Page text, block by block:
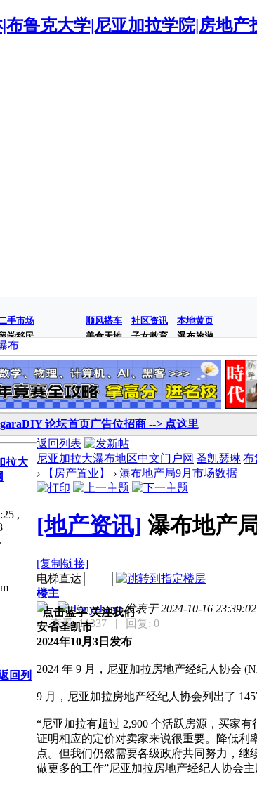
手市场
学移民
顺风搭车 社区资讯
本地黄页
美食天地
子女教育 瀑布旅游
布
论坛首页广告位招商 --> 点这里
返回列表
尼亚加拉大瀑布地区中文门户网|圣凯瑟琳|
›
【房产置业】 › 瀑布地产局9月市场数据
[地产资讯] 瀑布地产
[复制链接]
电梯直达
楼主
Tonyzhang 发表于 2024-10-16 23:39:02
查看: 11337
| 回复: 0
点击蓝字 关注我们
安省圣凯市
2024年10月3日发布
2024 年 9 月，尼亚加拉房地产经纪人协会
9 月，尼亚加拉房地产经纪人协会列出了
“尼亚加拉有超过 2,900 个活跃房源，买家
证明相应的定价对卖家来说很重要。降低利
点。但我们仍然需要各级政府共同努力，
做更多的工作”尼亚加拉房地产经纪人协会主
拉大
,
回列